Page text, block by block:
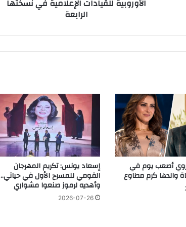
فيها
شمس البارودي تنهار بالبكاء أمام قبر نجلها في الذكرى الثالثة لوفاته.. ورسالة مؤثرة تهز القلوب
صالح بعد عام من الانفصال
ا
م
ا
ل
ق
م
ا
الأوروبية للقيادات الإعلامية في نسختها
الرابعة
أصعب يوم في
والدها كرم مطاوع
إسعاد يونس: تكريم المهرجان
القومي للمسرح الأول في حياتي..
وأهديه لرموز صنعوا مشواري
2026-07-26